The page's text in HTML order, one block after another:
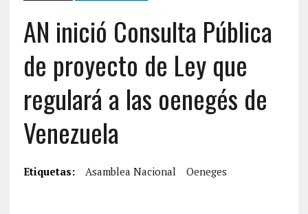
AN inició Consulta Pública
de proyecto de Ley que
regulará a las oenegés de
Venezuela
Etiquetas: Asamblea Nacional Oeneges